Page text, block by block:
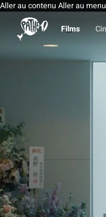
Aller au contenu Aller au menu
Films